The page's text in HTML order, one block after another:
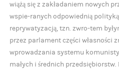
wiążą się z zakładaniem nowych
wspie-ranych odpowiednią
reprywatyzacją, tzn. zwro-tem
przez parlament części własności
wprowadzania systemu
małych i średnich